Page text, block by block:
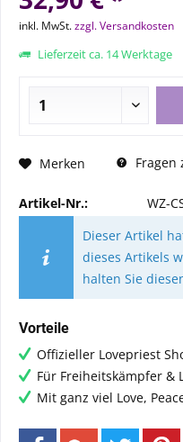
inkl. MwSt.zzgl. Versandkosten
Lieferzeit ca. 14 Werktage
Merken Fragen
Artikel-Nr.:
WZ-
Dieser Artikel
dieses Artikels
halten Sie
Vorteile
Offizieller Lovepriest
Für Freiheitskämpfer &
Mit ganz viel Love,